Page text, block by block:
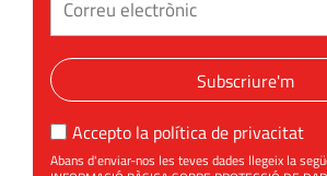
Subscriure'm
Accepto la política de privacitat
Abans d'enviar-nos les teves dades llegeix la